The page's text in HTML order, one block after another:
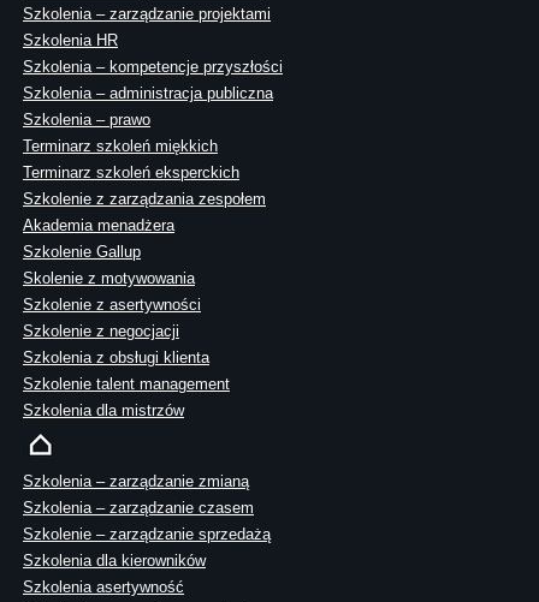
Szkolenia – zarządzanie projektami
Szkolenia HR
Szkolenia – kompetencje przyszłości
Szkolenia – administracja publiczna
Szkolenia – prawo
Terminarz szkoleń miękkich
Terminarz szkoleń eksperckich
Szkolenie z zarządzania zespołem
Akademia menadżera
Szkolenie Gallup
Skolenie z motywowania
Szkolenie z asertywności
Szkolenie z negocjacji
Szkolenia z obsługi klienta
Szkolenie talent management
Szkolenia dla mistrzów
Szkolenia – zarządzanie zmianą
Szkolenia – zarządzanie czasem
Szkolenie – zarządzanie sprzedażą
Szkolenia dla kierowników
Szkolenia asertywność